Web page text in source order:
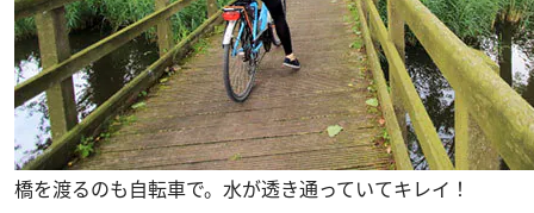
橋を渡るのも自転車で。水が透き通っていてキレイ！